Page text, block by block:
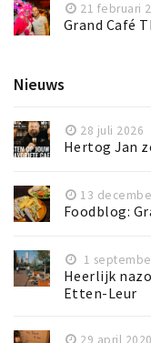
21 februari
Grand Café
Nieuws
28 juli 2026
Hertog Jan
13
Foodblog:
1
Heerlijk
Etten-Leur